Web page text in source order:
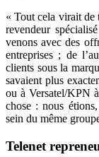
« Tout cela virait de
revendeur
venons avec des
entreprises ; de
clients sous la
savaient plus
ou à Versatel/KPN
chose : nous
sein du même
Telenet